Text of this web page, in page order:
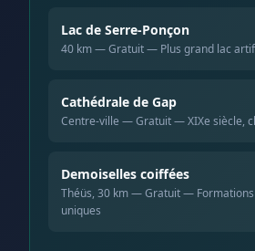
Lac de Serre-Ponçon
40 km — Gratuit — Plus grand lac
Cathédrale de Gap
Centre-ville — Gratuit — XIXe siècle,
Demoiselles coiffées
Théüs, 30 km — Gratuit —
uniques